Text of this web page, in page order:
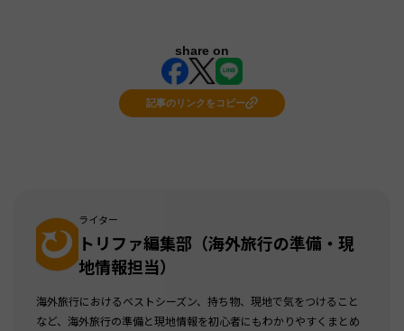
share on
記事のリンクをコピー
ライター
トリファ編集部（海外旅行の準備・現
地情報担当）
海外旅行におけるベストシーズン、持ち物、現地で気をつけること
など、海外旅行の準備と現地情報を初心者にもわかりやすくまとめ